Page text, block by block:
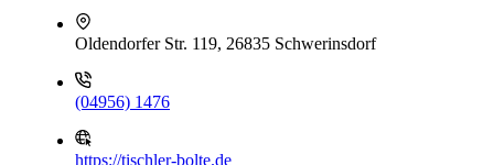
Oldendorfer Str. 119, 26835 Schwerinsdorf
(04956) 1476
https://tischler-bolte.de